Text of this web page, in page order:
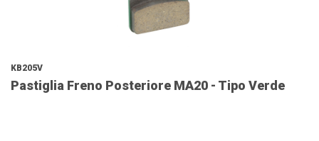
KB205V
Pastiglia Freno Posteriore MA20 - Tipo Verde